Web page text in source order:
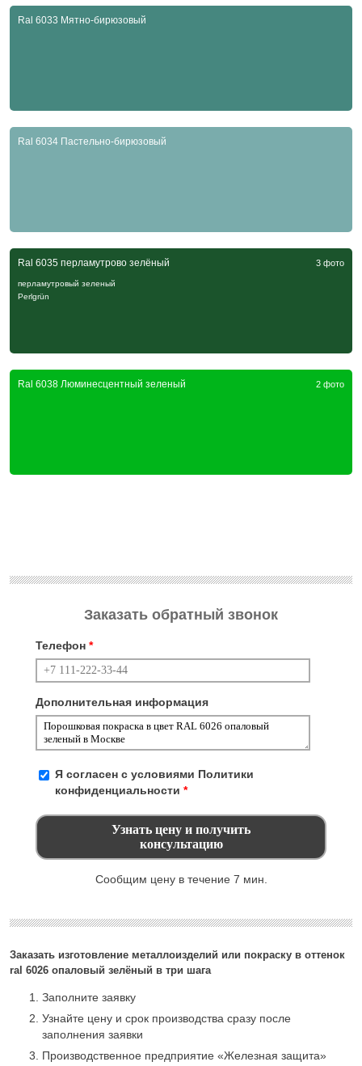
Ral 6033 Мятно-бирюзовый
Ral 6034 Пастельно-бирюзовый
Ral 6035 перламутрово зелёный 3 фото
перламутровый зеленый
Perlgrün
Ral 6038 Люминесцентный зеленый 2 фото
Заказать изготовление металлоизделий или покраску в оттенок
ral 6026 опаловый зелёный в три шага
Заполните заявку
Узнайте цену и срок производства сразу после
заполнения заявки
Производственное предприятие «Железная защита»
Заказать обратный звонок
Телефон *
Дополнительная информация
Я согласен с условиями Политики
конфиденциальности *
Сообщим цену в течение 7 мин.